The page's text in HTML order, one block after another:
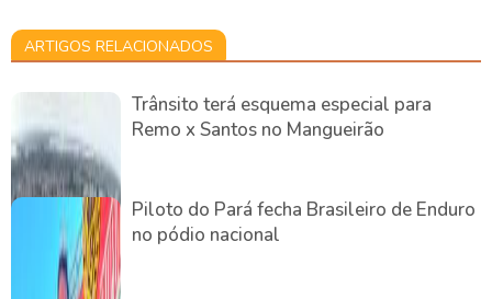
ARTIGOS RELACIONADOS
Trânsito terá esquema especial para
Remo x Santos no Mangueirão
Piloto do Pará fecha Brasileiro de Enduro
no pódio nacional